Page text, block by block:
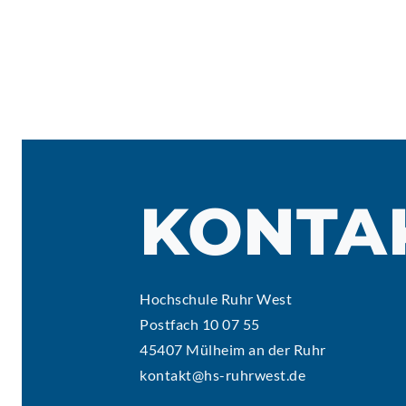
Hochschule Ruhr West
Postfach 10 07 55
45407 Mülheim an der Ruhr
kontakt@hs-ruhrwest.de